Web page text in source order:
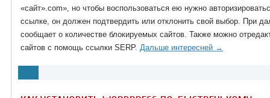
«сайт».com», но чтобы воспользоваться ею нужно
ссылке, он должен подтвердить или отклонить свой выбор. При
сообщает о количестве блокируемых сайтов. Также можно
сайтов с помощь ссылки SERP. Дальше интересней →